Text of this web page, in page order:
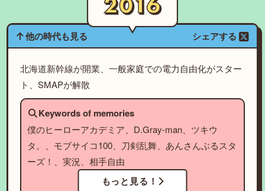
他の時代も見る シェアする
北海道新幹線が開業、一般家庭での電力自由化がスター
ト、SMAPが解散
Keywords of memories
僕のヒーローアカデミア、D.Gray-man、ツキウ
タ。、モブサイコ100、刀剣乱舞、あんさんぶるスタ
ーズ！、実況、相手自由
もっと見る！